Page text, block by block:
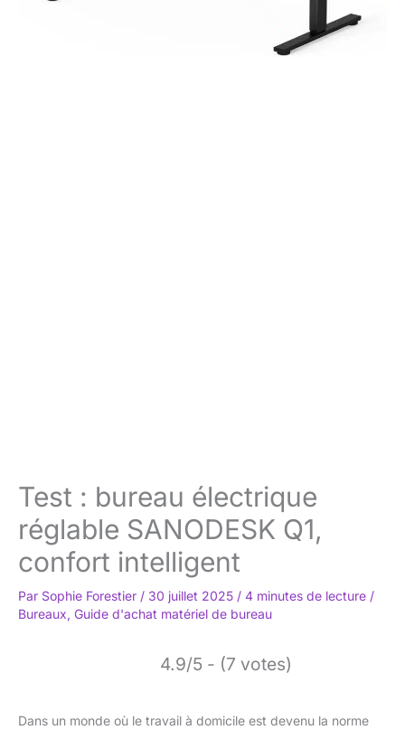
Test : bureau électrique
réglable SANODESK Q1,
confort intelligent
Par Sophie Forestier / 30 juillet 2025 / 4 minutes de lecture /
Bureaux, Guide d'achat matériel de bureau
4.9/5 - (7 votes)
Dans un monde où le travail à domicile est devenu la norme